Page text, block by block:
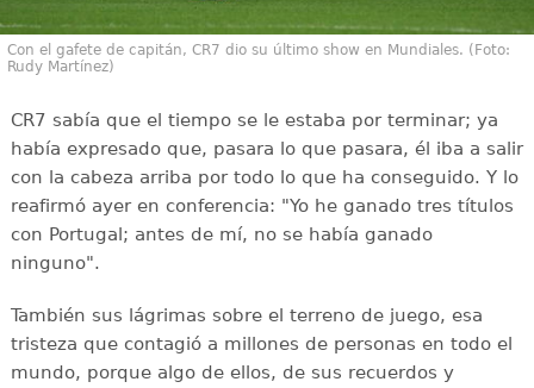
Con el gafete de capitán, CR7 dio su último show en Mundiales. (Foto:
Rudy Martínez)
CR7 sabía que el tiempo se le estaba por terminar; ya
había expresado que, pasara lo que pasara, él iba a salir
con la cabeza arriba por todo lo que ha conseguido. Y lo
reafirmó ayer en conferencia: "Yo he ganado tres títulos
con Portugal; antes de mí, no se había ganado
ninguno".
También sus lágrimas sobre el terreno de juego, esa
tristeza que contagió a millones de personas en todo el
mundo, porque algo de ellos, de sus recuerdos y